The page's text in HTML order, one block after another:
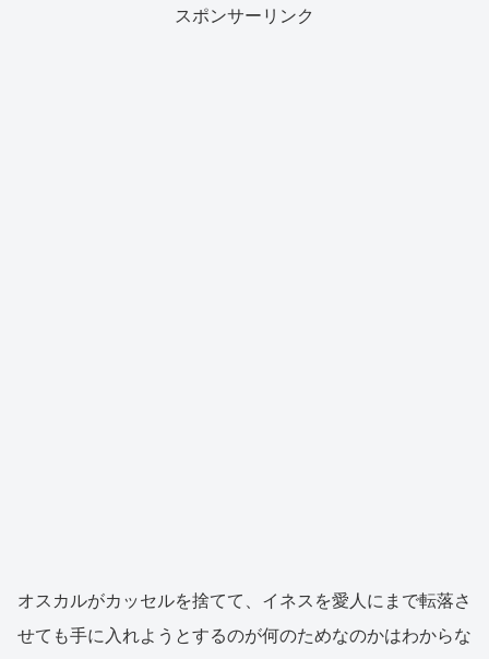
スポンサーリンク
オスカルがカッセルを捨てて、イネスを愛人にまで転落さ
せても手に入れようとするのが何のためなのかはわからな